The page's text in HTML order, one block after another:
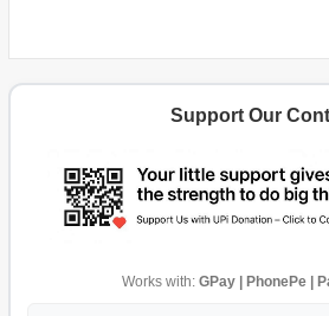
Support Our
Works with: GPay | PhonePe |